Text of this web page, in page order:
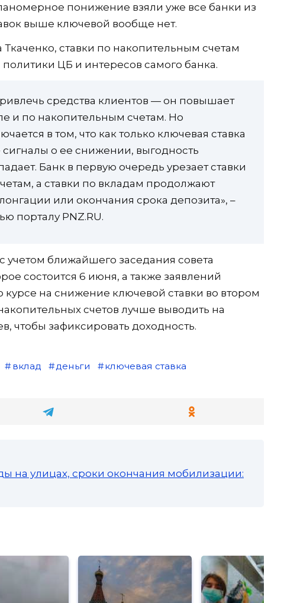
понижение взяли уже все банки из
выше ключевой вообще нет.
ставки по накопительным счетам
ЦБ и интересов самого банка.
средства клиентов — он повышает
и по накопительным счетам. Но
в том, что как только ключевая ставка
о ее снижении, выгодность
Банк в первую очередь урезает ставки
а ставки по вкладам продолжают
или окончания срока депозита», –
порталу PNZ.RU.
учетом ближайшего заседания совета
состоится 6 июня, а также заявлений
курсе на снижение ключевой ставки во втором
счетов лучше выводить на
чтобы зафиксировать доходность.
вклад деньги
ключевая ставка
на улицах, сроки окончания мобилизации: